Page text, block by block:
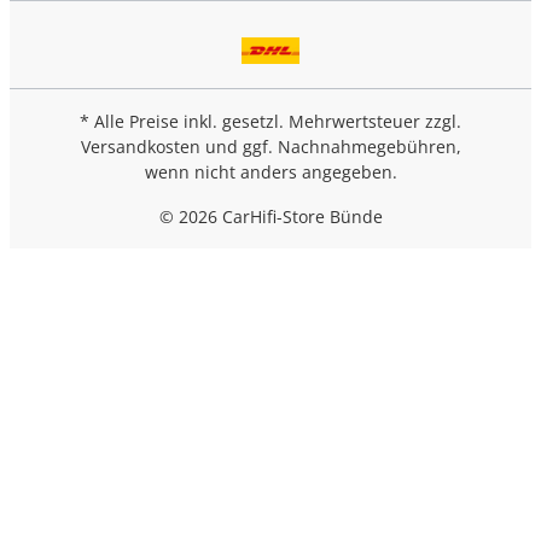
* Alle Preise inkl. gesetzl. Mehrwertsteuer zzgl.
Versandkosten und ggf. Nachnahmegebühren,
wenn nicht anders angegeben.
© 2026 CarHifi-Store Bünde